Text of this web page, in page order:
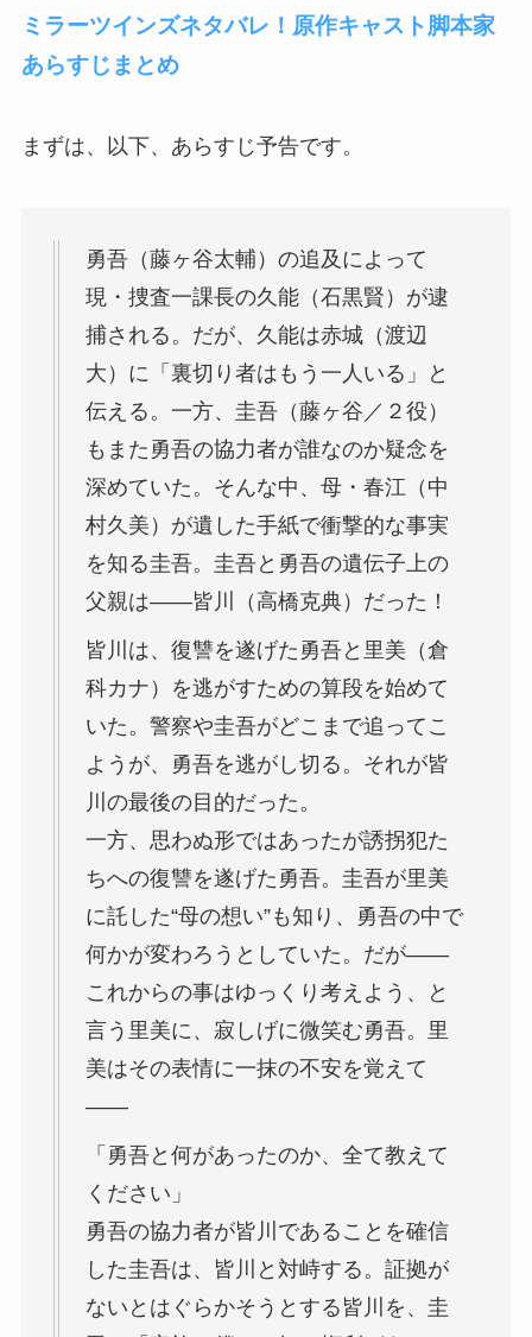
ミラーツインズネタバレ！原作キャスト脚本家
あらすじまとめ
まずは、以下、あらすじ予告です。
勇吾（藤ヶ谷太輔）の追及によって
現・捜査一課長の久能（石黒賢）が逮
捕される。だが、久能は赤城（渡辺
大）に「裏切り者はもう一人いる」と
伝える。一方、圭吾（藤ヶ谷／２役）
もまた勇吾の協力者が誰なのか疑念を
深めていた。そんな中、母・春江（中
村久美）が遺した手紙で衝撃的な事実
を知る圭吾。圭吾と勇吾の遺伝子上の
父親は――皆川（高橋克典）だった！
皆川は、復讐を遂げた勇吾と里美（倉
科カナ）を逃がすための算段を始めて
いた。警察や圭吾がどこまで追ってこ
ようが、勇吾を逃がし切る。それが皆
川の最後の目的だった。
一方、思わぬ形ではあったが誘拐犯た
ちへの復讐を遂げた勇吾。圭吾が里美
に託した“母の想い”も知り、勇吾の中で
何かが変わろうとしていた。だが――
これからの事はゆっくり考えよう、と
言う里美に、寂しげに微笑む勇吾。里
美はその表情に一抹の不安を覚えて
――
「勇吾と何があったのか、全て教えて
ください」
勇吾の協力者が皆川であることを確信
した圭吾は、皆川と対峙する。証拠が
ないとはぐらかそうとする皆川を、圭